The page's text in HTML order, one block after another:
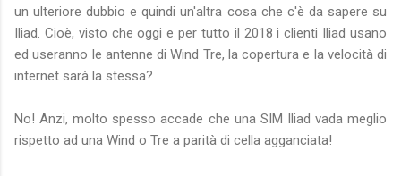
un ulteriore dubbio e quindi un'altra cosa che c'è da sapere su
Iliad. Cioè, visto che oggi e per tutto il 2018 i clienti Iliad usano
ed useranno le antenne di Wind Tre, la copertura e la velocità di
internet sarà la stessa?
No! Anzi, molto spesso accade che una SIM Iliad vada meglio
rispetto ad una Wind o Tre a parità di cella agganciata!